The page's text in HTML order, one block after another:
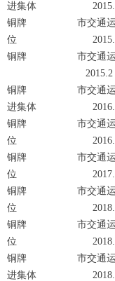
进集体
铜牌 市交通运输
位
铜牌 市交通运输
2015.2
铜牌 市交通运输
进集体
铜牌 市交通运输
位
铜牌 市交通运输
位
铜牌 市交通运输
位
铜牌 市交通运输
位
铜牌 市交通运输
进集体